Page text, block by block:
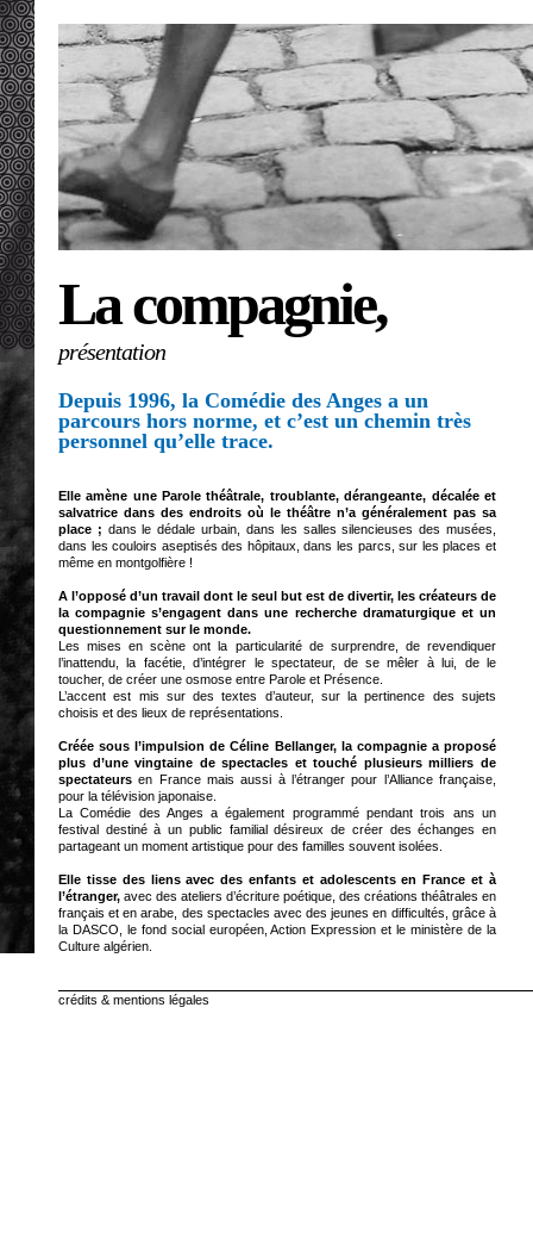
La compagnie,
présentation
Depuis 1996, la Comédie des Anges a un
parcours hors norme, et c’est un chemin très
personnel qu’elle trace.
Elle amène une Parole théâtrale, troublante, dérangeante, décalée et
salvatrice dans des endroits où le théâtre n’a généralement pas sa
place ; dans le dédale urbain, dans les salles silencieuses des musées,
dans les couloirs aseptisés des hôpitaux, dans les parcs, sur les places et
même en montgolfière !
A l’opposé d’un travail dont le seul but est de divertir, les créateurs de
la compagnie s’engagent dans une recherche dramaturgique et un
questionnement sur le monde.
Les mises en scène ont la particularité de surprendre, de revendiquer
l’inattendu, la facétie, d’intégrer le spectateur, de se mêler à lui, de le
toucher, de créer une osmose entre Parole et Présence.
L’accent est mis sur des textes d’auteur, sur la pertinence des sujets
choisis et des lieux de représentations.
Créée sous l’impulsion de Céline Bellanger, la compagnie a proposé
plus d’une vingtaine de spectacles et touché plusieurs milliers de
spectateursen France mais aussi à l’étranger pour l’Alliance française,
pour la télévision japonaise.
La Comédie des Anges a également programmé pendant trois ans un
festival destiné à un public familial désireux de créer des échanges en
partageant un moment artistique pour des familles souvent isolées.
Elle tisse des liens avec des enfants et adolescents en France et à
l’étranger, avec des ateliers d’écriture poétique, des créations théâtrales en
français et en arabe, des spectacles avec des jeunes en difficultés, grâce à
la DASCO, le fond social européen, Action Expression et le ministère de la
Culture algérien.
crédits & mentions légales